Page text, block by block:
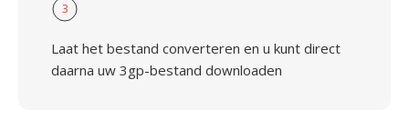
3
Laat het bestand converteren en u kunt direct
daarna uw 3gp-bestand downloaden